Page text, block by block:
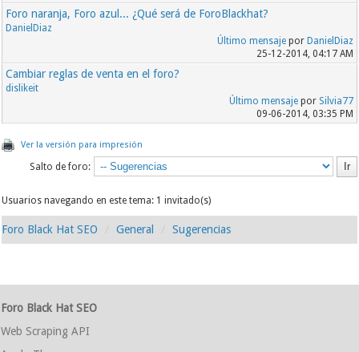
Foro naranja, Foro azul... ¿Qué será de ForoBlackhat?
DanielDiaz
Último mensajepor DanielDiaz
25-12-2014, 04:17 AM
Cambiar reglas de venta en el foro?
dislikeit
Último mensajepor Silvia77
09-06-2014, 03:35 PM
Ver la versión para impresión
Salto de foro:
Usuarios navegando en este tema: 1 invitado(s)
Foro Black Hat SEO General Sugerencias
Foro Black Hat SEO
Web Scraping API